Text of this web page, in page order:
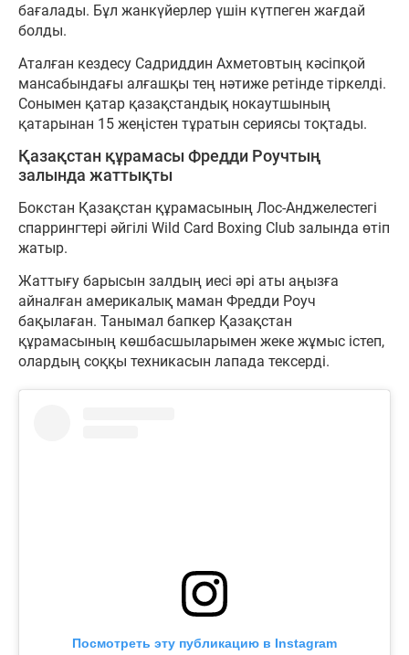
бағалады. Бұл жанкүйерлер үшін күтпеген жағдай
болды.
Аталған кездесу Садриддин Ахметовтың кәсіпқой
мансабындағы алғашқы тең нәтиже ретінде тіркелді.
Сонымен қатар қазақстандық нокаутшының
қатарынан 15 жеңістен тұратын сериясы тоқтады.
Қазақстан құрамасы Фредди Роучтың
залында жаттықты
Бокстан Қазақстан құрамасының Лос-Анджелестегі
спаррингтері әйгілі Wild Card Boxing Club залында өтіп
жатыр.
Жаттығу барысын залдың иесі әрі аты аңызға
айналған америкалық маман Фредди Роуч
бақылаған. Танымал бапкер Қазақстан
құрамасының көшбасшыларымен жеке жұмыс істеп,
олардың соққы техникасын лапада тексерді.
Посмотреть эту публикацию в Instagram